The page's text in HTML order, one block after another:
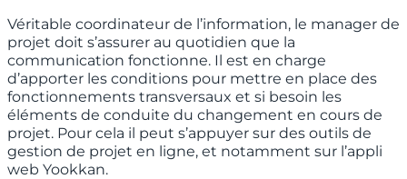
Véritable coordinateur de l’information, le manager de
projet doit s’assurer au quotidien que la
communication fonctionne. Il est en charge
d’apporter les conditions pour mettre en place des
fonctionnements transversaux et si besoin les
éléments de conduite du changement en cours de
projet. Pour cela il peut s’appuyer sur des outils de
gestion de projet en ligne, et notamment sur l’appli
web Yookkan.